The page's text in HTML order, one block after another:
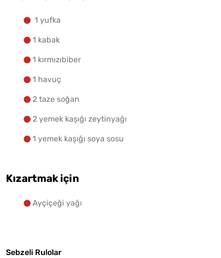
1 yufka
1 kabak
1 kırmızıbiber
1 havuç
2 taze soğan
2 yemek kaşığı zeytinyağı
1 yemek kaşığı soya sosu
Kızartmak için
Ayçiçeği yağı
Sebzeli Rulolar